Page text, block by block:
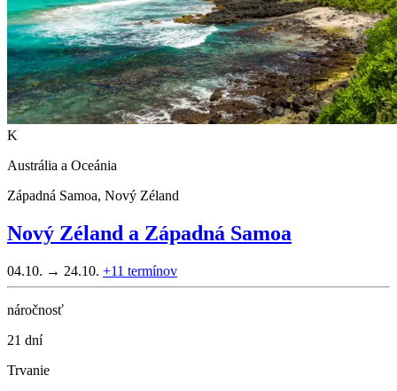
K
Austrália a Oceánia
Západná Samoa, Nový Zéland
Nový Zéland a Západná Samoa
04.10. → 24.10. +11 termínov
náročnosť
21 dní
Trvanie